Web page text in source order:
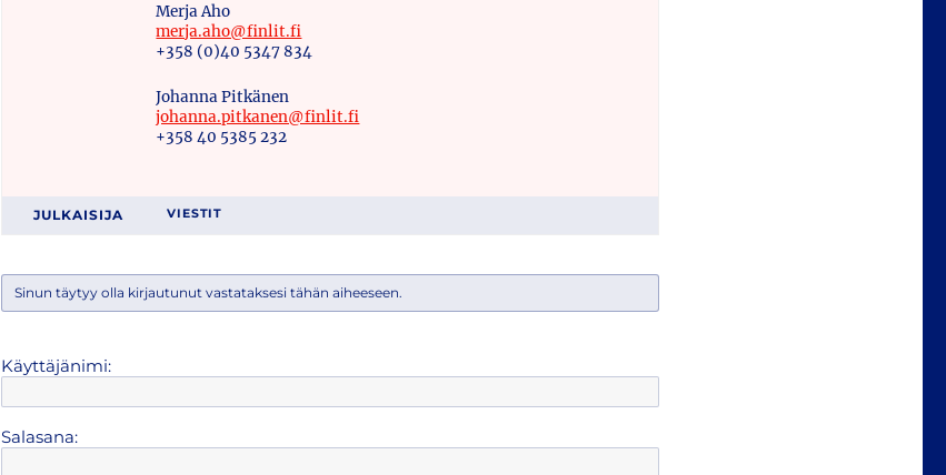
Merja Aho
merja.aho@finlit.fi
+358 (0)40 5347 834
Johanna Pitkänen
johanna.pitkanen@finlit.fi
+358 40 5385 232
JULKAISIJA VIESTIT
Sinun täytyy olla kirjautunut vastataksesi tähän aiheeseen.
Käyttäjänimi:
Salasana: